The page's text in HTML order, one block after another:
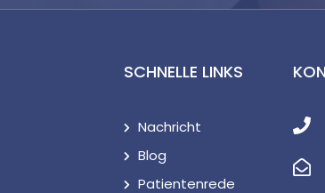
SCHNELLE LINKS
Nachricht
Blog
Patientenrede